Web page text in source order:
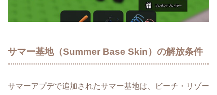
サマー基地（Summer Base Skin）の解放条件
サマーアプデで追加されたサマー基地は、ビーチ・リゾー